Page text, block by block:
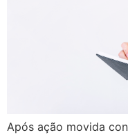
Após ação movida